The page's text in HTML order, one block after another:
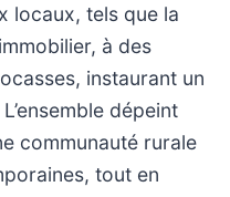
locaux, tels que la
à des
instaurant un
dépeint
communauté rurale
tout en